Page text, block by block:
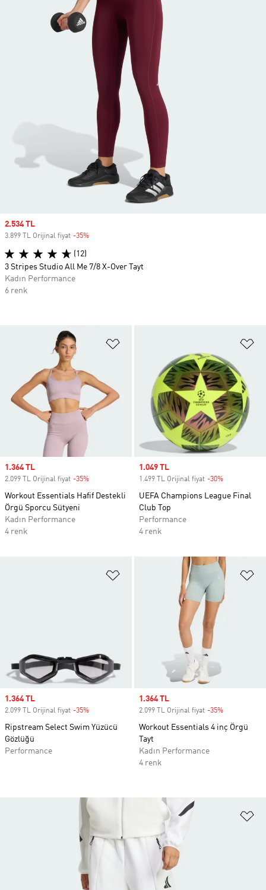
Sale price
1.364 TL
2.099 TL Orijinal fiyat -35%
Workout Essentials Hafif Destekli
Örgü Sporcu Sütyeni
Kadın Performance
4 renk
Sale price
1.049 TL
1.499 TL Orijinal fiyat -30%
UEFA Champions League Final
Club Top
Performance
4 renk
Favori Listesine Ekle
Sale price
1.364 TL
2.099 TL Orijinal fiyat -35%
Ripstream Select Swim Yüzücü
Gözlüğü
Performance
Sale price
1.364 TL
2.099 TL Orijinal fiyat -35%
Workout Essentials 4 inç Örgü
Tayt
Kadın Performance
4 renk
Sale price
2.534 TL
3.899 TL Orijinal fiyat -35%
(12)
3 Stripes Studio All Me 7/8 X-Over Tayt
Kadın Performance
6 renk